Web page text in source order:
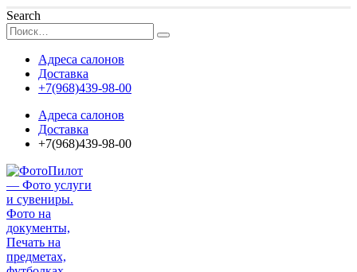
Search
Адреса салонов
Доставка
+7(968)439-98-00
Адреса салонов
Доставка
+7(968)439-98-00